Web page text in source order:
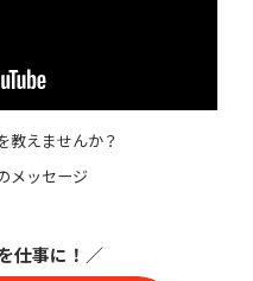
教えませんか？
メッセージ
仕事に ！／